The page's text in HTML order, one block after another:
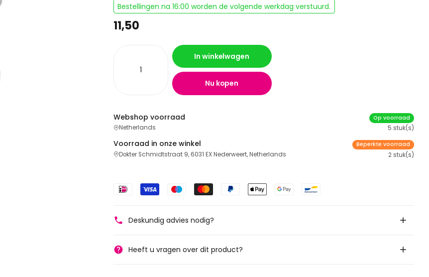
Bestellingen na 16:00 worden de volgende werkdag verstuurd.
11,50
In winkelwagen
Nu kopen
Webshop voorraad
Netherlands
Op voorraad
5 stuk(s)
Voorraad in onze winkel
Dokter Schmidtstraat 9, 6031 EX Nederweert, Netherlands
Beperkte voorraad
2 stuk(s)
Deskundig advies nodig?
Heeft u vragen over dit product?